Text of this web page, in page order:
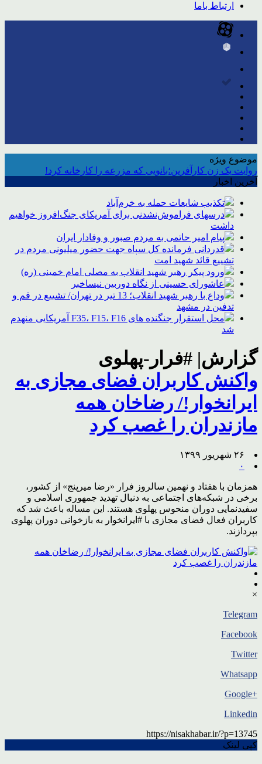
ارتباط باما
موضوع ویژه
روایت یک زن کارآفرین؛بانویی که مزرعه را کارخانه کرد!
آخرین اخبار
تکذیب شایعات حمله به خرم‌آباد
درسهای فراموش‌نشدنی برای آمریکای جنگ‌افروز خواهیم
داشت
پیام امیر حاتمی به مردم صبور و وفادار ایران
قدردانی فرمانده کل سپاه جهت حضور میلیونی مردم در
تشییع قائد شهید امت
ورود پیکر رهبر شهید انقلاب به مصلی امام خمینی (ره)
عاشورای حسینی از نگاه دوربین نیساخبر
وداع با رهبر شهید انقلاب؛ 13 تیر در تهران/ تشییع در قم و
تدفین در مشهد
محل استقرار جنگنده های F35، F15، F16 آمریکایی منهدم
شد
گزارش| #فرار-پهلوی
واکنش کاربران فضای مجازی به
ایرانخوار!/ رضاخان همه‌
مازندران را غصب کرد
۲۶ شهریور ۱۳۹۹
۰
همزمان با هفتاد و نهمین سالروز فرار «رضا میرپنج» از کشور،
برخی در شبکه‌های اجتماعی به دنبال تهدید جمهوری اسلامی و
سفیدنمایی دوران منحوس پهلوی هستند. این مساله باعث شد که
کاربران فعال فضای مجازی با #ایرانخوار به بازخوانی دوران پهلوی
بپردازند.
×
Telegram
Facebook
Twitter
Whatsapp
+Google
Linkedin
https://nisakhabar.ir/?p=13745
کپی لینک